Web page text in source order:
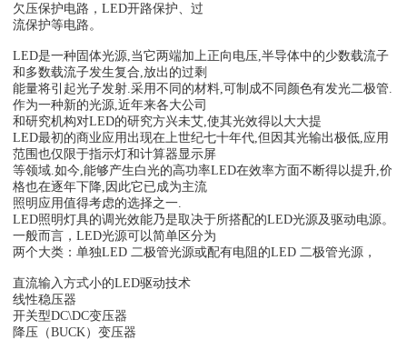
欠压保护电路，LED开路保护、过
流保护等电路。
LED是一种固体光源,当它两端加上正向电压,半导体中的少数载流子
和多数载流子发生复合,放出的过剩
能量将引起光子发射.采用不同的材料,可制成不同颜色有发光二极管.
作为一种新的光源,近年来各大公司
和研究机构对LED的研究方兴未艾,使其光效得以大大提
LED最初的商业应用出现在上世纪七十年代,但因其光输出极低,应用
范围也仅限于指示灯和计算器显示屏
等领域.如今,能够产生白光的高功率LED在效率方面不断得以提升,价
格也在逐年下降,因此它已成为主流
照明应用值得考虑的选择之一.
LED照明灯具的调光效能乃是取决于所搭配的LED光源及驱动电源。
一般而言，LED光源可以简单区分为
两个大类：单独LED 二极管光源或配有电阻的LED 二极管光源，
直流输入方式小的LED驱动技术
线性稳压器
开关型DC\DC变压器
降压（BUCK）变压器